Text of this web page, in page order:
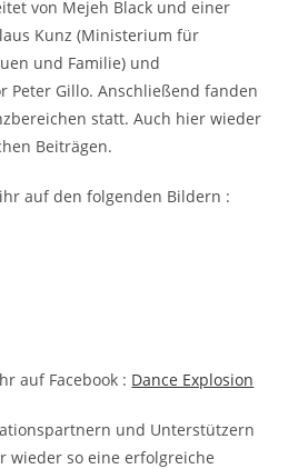
von Mejeh Black und einer
Kunz (Ministerium für
und Familie) und
Peter Gillo. Anschließend fanden
statt. Auch hier wieder
Beiträgen.
auf den folgenden Bildern :
auf Facebook : Dance Explosion
und Unterstützern
wieder so eine erfolgreiche